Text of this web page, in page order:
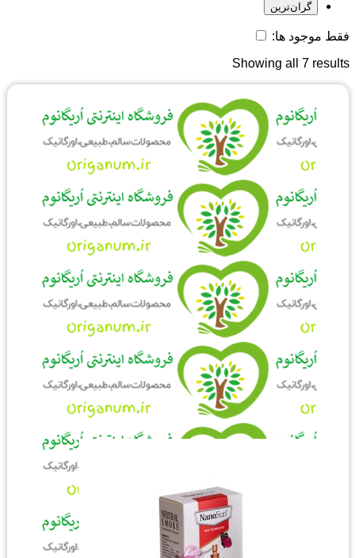
گران‌ترین
فقط موجود ها:
Showing all 7 results